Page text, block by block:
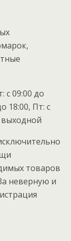
с 09:00 до
18:00, Пт: с
выходной
товаров
неверную и